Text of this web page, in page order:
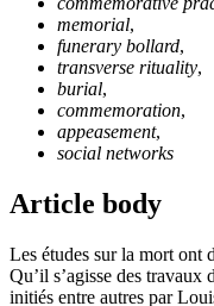
memorial,
funerary bollard,
transverse rituality,
burial,
commemoration,
appeasement,
social networks
Article body
Les études sur la mort ont
Qu’il s’agisse des travaux
initiés entre autres par